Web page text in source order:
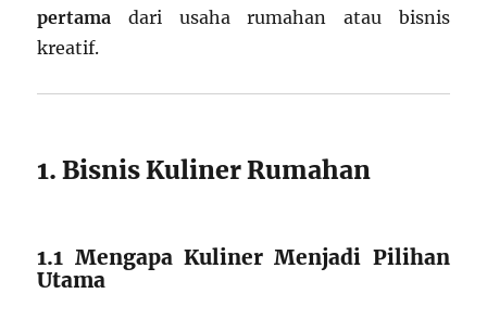
pertama dari usaha rumahan atau bisnis
kreatif.
1. Bisnis Kuliner Rumahan
1.1 Mengapa Kuliner Menjadi Pilihan
Utama